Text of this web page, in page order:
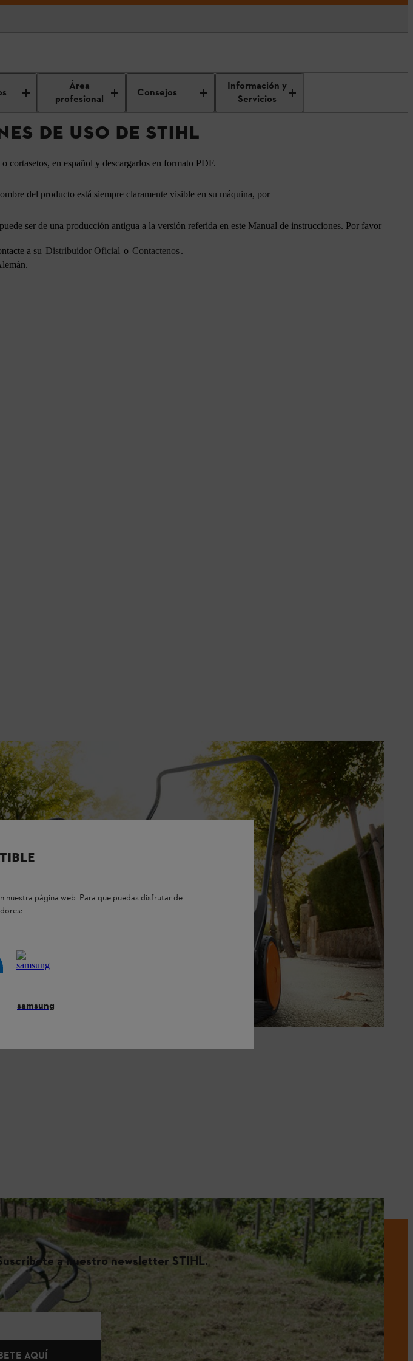
Área
profesional
Consejos
Información y
Servicios
DE USO DE STIHL
cortasetos, en español y descargarlos en formato PDF.
del producto está siempre claramente visible en su máquina, por
ser de una producción antigua a la versión referida en este Manual de instrucciones. Por favor
a su Distribuidor Oficial o Contactenos.
a nuestro newsletter STIHL.
AQUÍ
nuestra página web. Para que puedas disfrutar de
samsung